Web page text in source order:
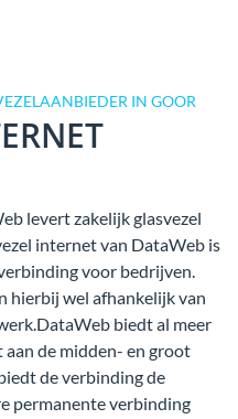
IN GOOR
levert zakelijk glasvezel
internet van DataWeb is
voor bedrijven.
hierbij wel afhankelijk van
biedt al meer
de midden- en groot
de verbinding de
permanente verbinding